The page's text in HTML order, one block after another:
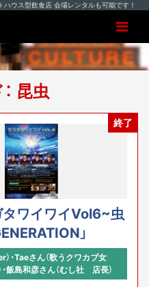
ハウス型飲食店 会場レンタルも可能です！
昆虫
終了
タワイワイVol6~虫
」
・Taeさん（歌うクワカブ女
・飯島和彦さん（むし社 店長）